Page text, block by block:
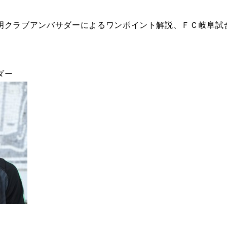
クラブアンバサダーによるワンポイント解説、ＦＣ岐阜試
ー